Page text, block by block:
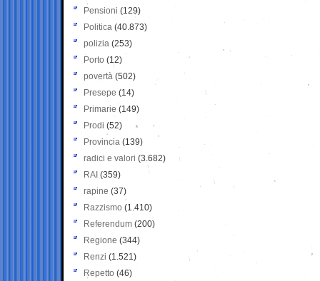
Pensioni (129)
Politica (40.873)
polizia (253)
Porto (12)
povertà (502)
Presepe (14)
Primarie (149)
Prodi (52)
Provincia (139)
radici e valori (3.682)
RAI (359)
rapine (37)
Razzismo (1.410)
Referendum (200)
Regione (344)
Renzi (1.521)
Repetto (46)